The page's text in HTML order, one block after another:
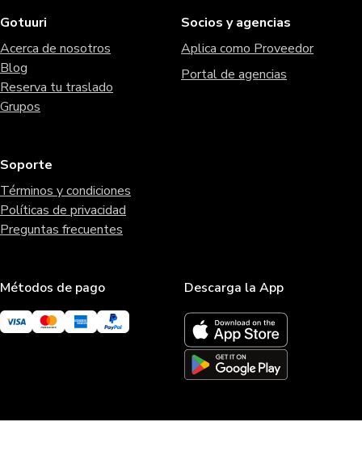
Gotuuri
Acerca de nosotros
Blog
Reserva tu traslado
Grupos
Socios y agencias
Aplica como Proveedor
Portal de agencias
Soporte
Términos y condiciones
Políticas de privacidad
Preguntas frecuentes
Métodos de pago Descarga la App